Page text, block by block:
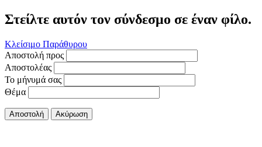
Στείλτε αυτόν τον σύνδεσμο σε έναν φίλο.
Κλείσιμο Παράθυρου
Αποστολή προς
Αποστολέας
Το μήνυμά σας
Θέμα
Αποστολή Ακύρωση